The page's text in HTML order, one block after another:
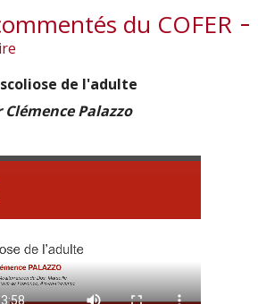
du COFER
de l'adulte
Clémence Palazzo